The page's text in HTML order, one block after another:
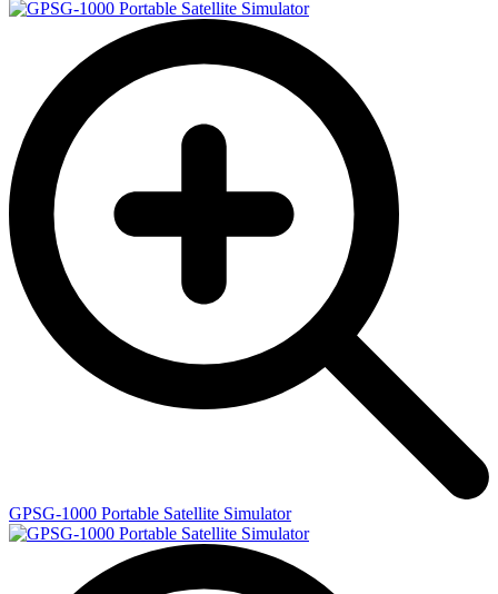
GPSG-1000 Portable Satellite Simulator